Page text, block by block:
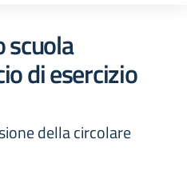
scuola
di esercizio
della circolare